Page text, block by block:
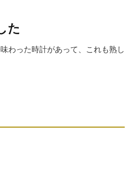
た
わった時計があって、これも熟し